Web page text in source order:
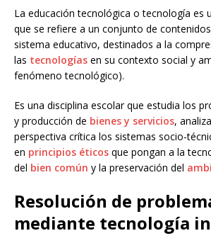
La educación tecnológica o tecnología es
que se refiere a un conjunto de
sistema educativo, destinados a la
las tecnologías en su contexto social y
fenómeno tecnológico).
Es una disciplina escolar que estudia los
y producción de bienes y servicios,
perspectiva crítica los sistemas socio-
en principios éticos que pongan a la
del bien común y la preservación del
Resolución de
mediante tecnología